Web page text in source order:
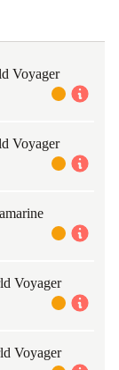
Kontinent
Die
der Extreme
werden Sie
Voyager
Voyager
Voyager
Voyager